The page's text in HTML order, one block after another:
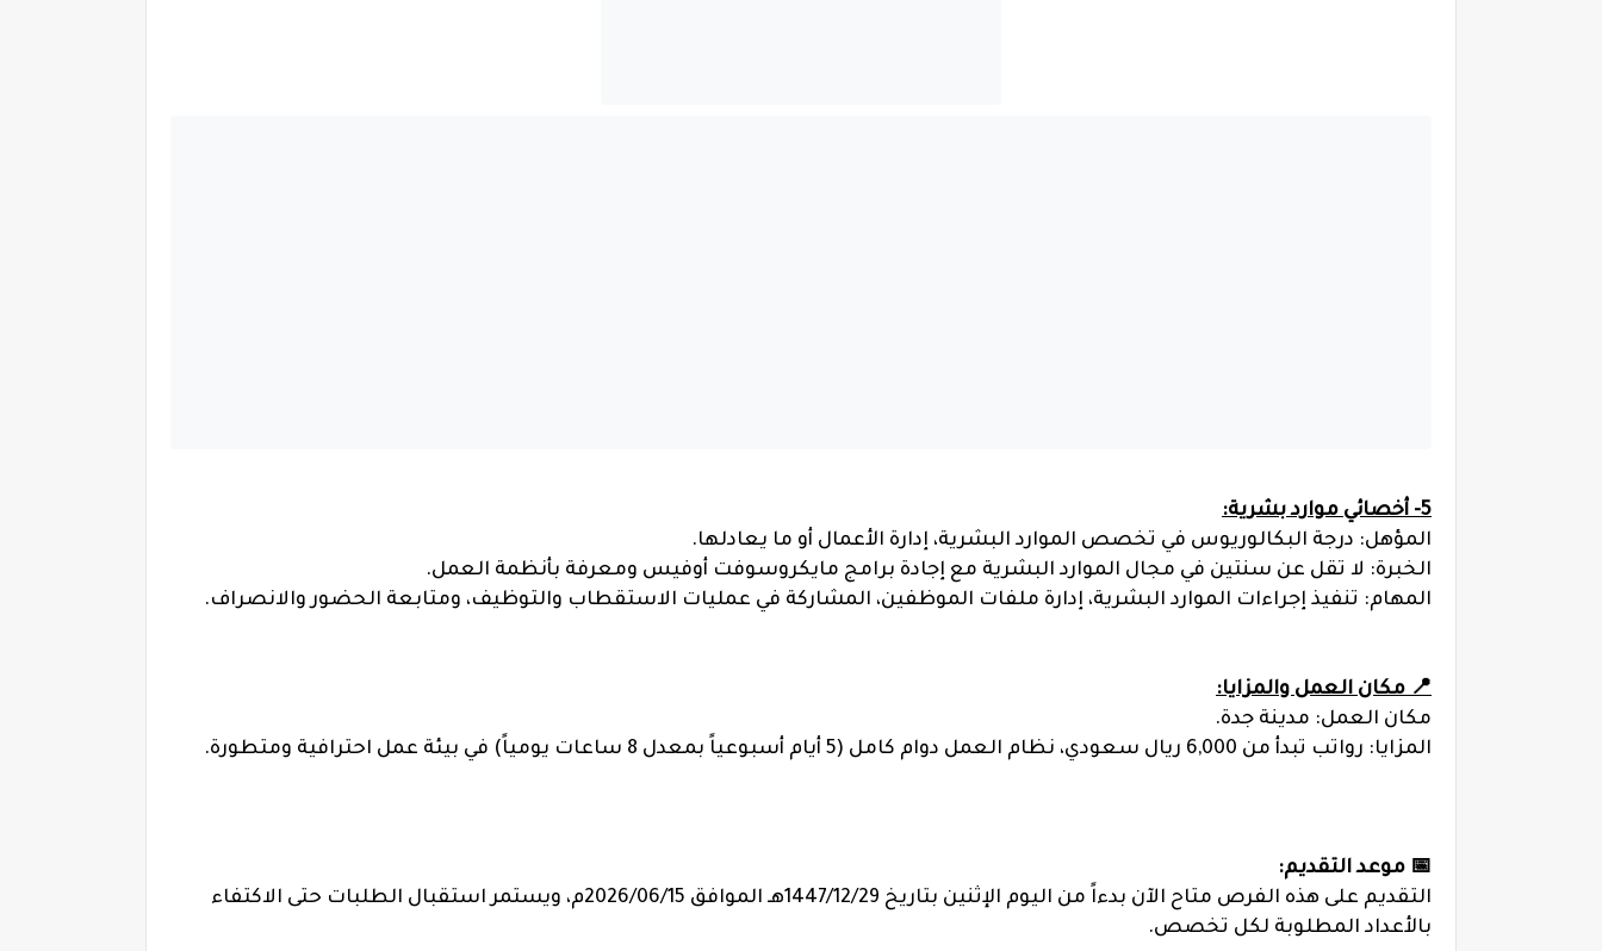
5- أخصائي موارد بشرية:
المؤهل: درجة البكالوريوس في تخصص الموارد البشرية، إدارة الأعمال أو ما يعادلها.
الخبرة: لا تقل عن سنتين في مجال الموارد البشرية مع إجادة برامج مايكروسوفت أوفيس ومعرفة بأنظمة العمل.
المهام: تنفيذ إجراءات الموارد البشرية، إدارة ملفات الموظفين، المشاركة في عمليات الاستقطاب والتوظيف، ومتابعة الحضور والانصراف.
📍 مكان العمل والمزايا:
مكان العمل: مدينة جدة.
المزايا: رواتب تبدأ من 6,000 ريال سعودي، نظام العمل دوام كامل (5 أيام أسبوعياً بمعدل 8 ساعات يومياً) في بيئة عمل احترافية ومتطورة.
📅 موعد التقديم:
التقديم على هذه الفرص متاح الآن بدءاً من اليوم الإثنين بتاريخ 1447/12/29هـ الموافق 2026/06/15م، ويستمر استقبال الطلبات حتى الاكتفاء
بالأعداد المطلوبة لكل تخصص.